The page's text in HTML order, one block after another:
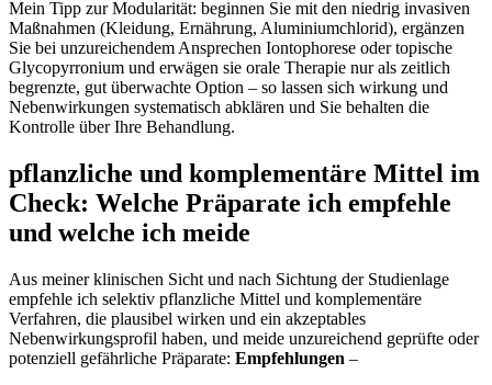
Mein Tipp zur Modularität: beginnen Sie mit ‍den niedrig invasiven
Maßnahmen (Kleidung, Ernährung, Aluminiumchlorid), ergänzen
Sie bei unzureichendem Ansprechen Iontophorese oder topische⁢
Glycopyrronium und erwägen sie orale Therapie nur als zeitlich
begrenzte, gut überwachte Option – so lassen sich wirkung und
Nebenwirkungen systematisch abklären und Sie⁤ behalten ‌die
Kontrolle ⁣über Ihre Behandlung.
pflanzliche und komplementäre Mittel im
Check: Welche Präparate ich empfehle
und welche ich meide
Aus meiner klinischen Sicht und nach Sichtung der Studienlage
empfehle⁣ ich selektiv pflanzliche Mittel und komplementäre
Verfahren, die plausibel wirken und ein akzeptables
Nebenwirkungsprofil haben, und meide unzureichend geprüfte oder
potenziell gefährliche Präparate: Empfehlungen –